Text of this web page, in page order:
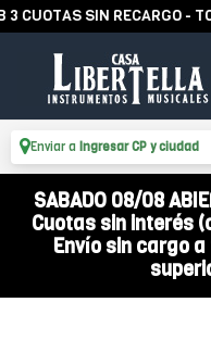
SIN RECARGO -
Enviar a Ingresar CP y ciudad
SABADO 08/08
Cuotas sin interés
Envío sin cargo